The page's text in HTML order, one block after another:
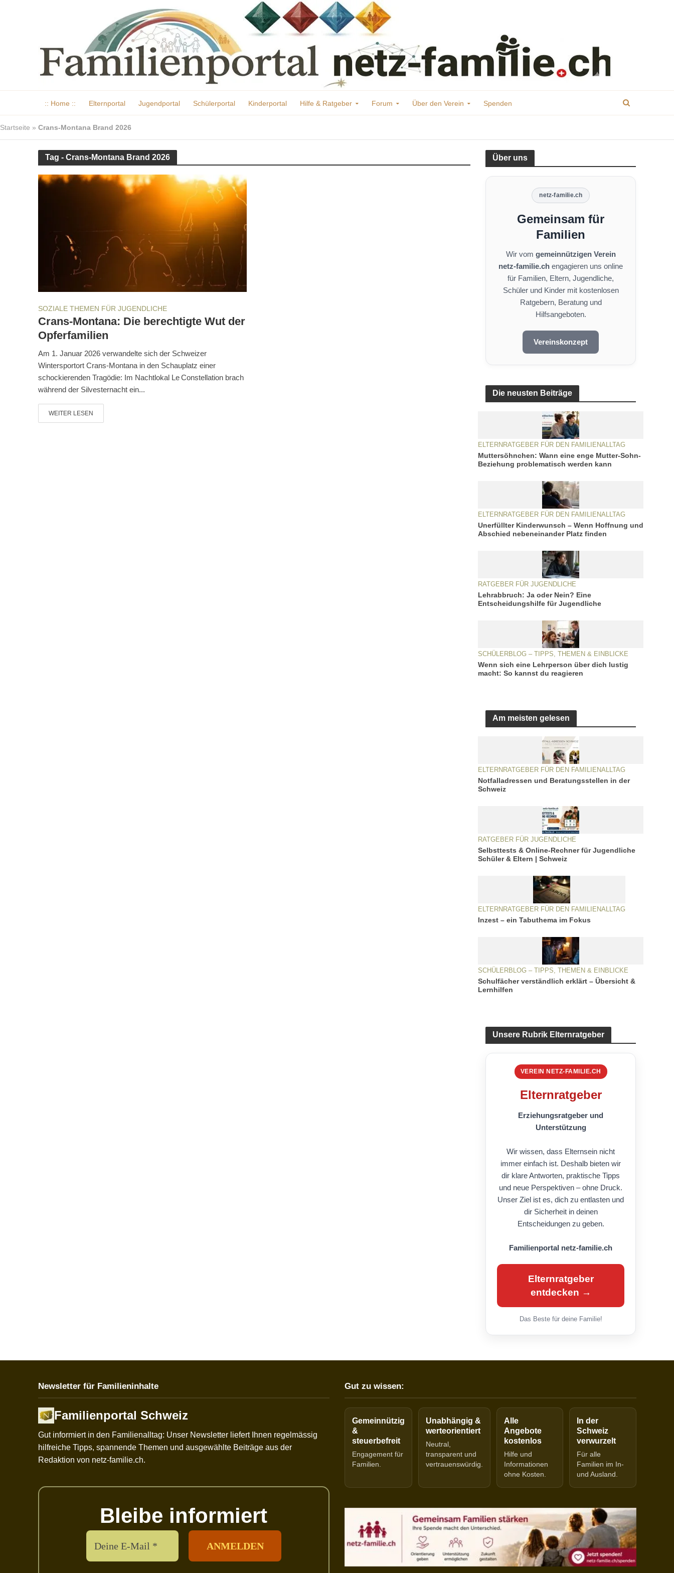
:: Home :: Elternportal Jugendportal Schülerportal Kinderportal Hilfe & Ratgeber Forum Über den Verein Spenden
Startseite » Crans-Montana Brand 2026
Tag - Crans-Montana Brand 2026
SOZIALE THEMEN FÜR JUGENDLICHE
Crans-Montana: Die berechtigte Wut der
Opferfamilien
Am 1. Januar 2026 verwandelte sich der Schweizer
Wintersportort Crans‑Montana in den Schauplatz einer
schockierenden Tragödie: Im Nachtlokal Le Constellation brach
während der Silvesternacht ein...
WEITER LESEN
Über uns
netz-familie.ch
Gemeinsam für
Familien
Wir vom gemeinnützigen Verein
netz-familie.ch engagieren uns online
für Familien, Eltern, Jugendliche,
Schüler und Kinder mit kostenlosen
Ratgebern, Beratung und
Hilfsangeboten.
Vereinskonzept
Die neusten Beiträge
ELTERNRATGEBER FÜR DEN FAMILIENALLTAG
Muttersöhnchen: Wann eine enge Mutter-Sohn-
Beziehung problematisch werden kann
ELTERNRATGEBER FÜR DEN FAMILIENALLTAG
Unerfüllter Kinderwunsch – Wenn Hoffnung und
Abschied nebeneinander Platz finden
RATGEBER FÜR JUGENDLICHE
Lehrabbruch: Ja oder Nein? Eine
Entscheidungshilfe für Jugendliche
SCHÜLERBLOG – TIPPS, THEMEN & EINBLICKE
Wenn sich eine Lehrperson über dich lustig
macht: So kannst du reagieren
Am meisten gelesen
ELTERNRATGEBER FÜR DEN FAMILIENALLTAG
Notfalladressen und Beratungsstellen in der
Schweiz
RATGEBER FÜR JUGENDLICHE
Selbsttests & Online-Rechner für Jugendliche
Schüler & Eltern | Schweiz
ELTERNRATGEBER FÜR DEN FAMILIENALLTAG
Inzest – ein Tabuthema im Fokus
SCHÜLERBLOG – TIPPS, THEMEN & EINBLICKE
Schulfächer verständlich erklärt – Übersicht &
Lernhilfen
Unsere Rubrik Elternratgeber
VEREIN NETZ-FAMILIE.CH
Elternratgeber
Erziehungsratgeber und
Unterstützung
Wir wissen, dass Elternsein nicht
immer einfach ist. Deshalb bieten wir
dir klare Antworten, praktische Tipps
und neue Perspektiven – ohne Druck.
Unser Ziel ist es, dich zu entlasten und
dir Sicherheit in deinen
Entscheidungen zu geben.
Familienportal netz-familie.ch
Elternratgeber
entdecken →
Das Beste für deine Familie!
Newsletter für Familieninhalte
Familienportal Schweiz
Gut informiert in den Familienalltag: Unser Newsletter liefert Ihnen regelmässig
hilfreiche Tipps, spannende Themen und ausgewählte Beiträge aus der
Redaktion von netz-familie.ch.
Bleibe informiert
Gut zu wissen:
Gemeinnützig
&
steuerbefreit
Engagement für
Familien.
Unabhängig &
werteorientiert
Neutral,
transparent und
vertrauenswürdig.
Alle
Angebote
kostenlos
Hilfe und
Informationen
ohne Kosten.
In der
Schweiz
verwurzelt
Für alle
Familien im In-
und Ausland.